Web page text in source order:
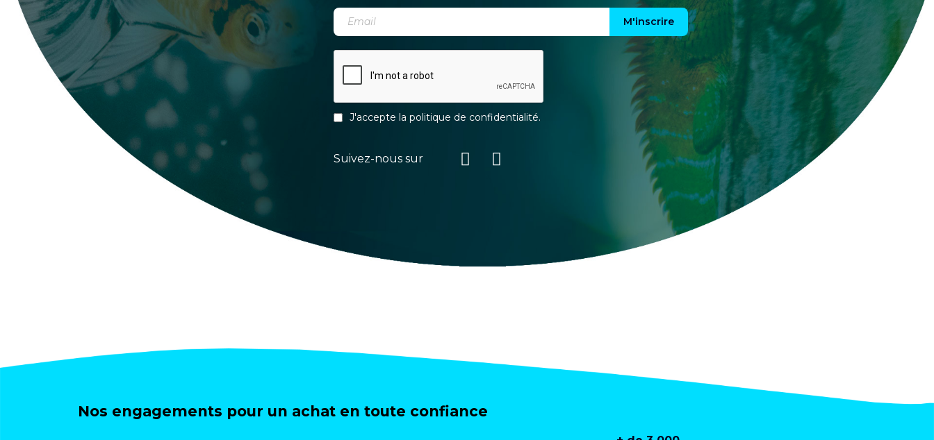
M'inscrire
J'accepte la politique de confidentialité.
Suivez-nous sur
Nos engagements pour un achat en toute confiance